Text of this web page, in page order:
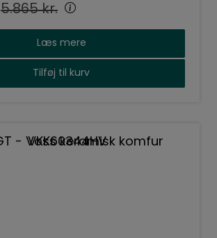
5.865kr.
Læs mere
Tilføj til kurv